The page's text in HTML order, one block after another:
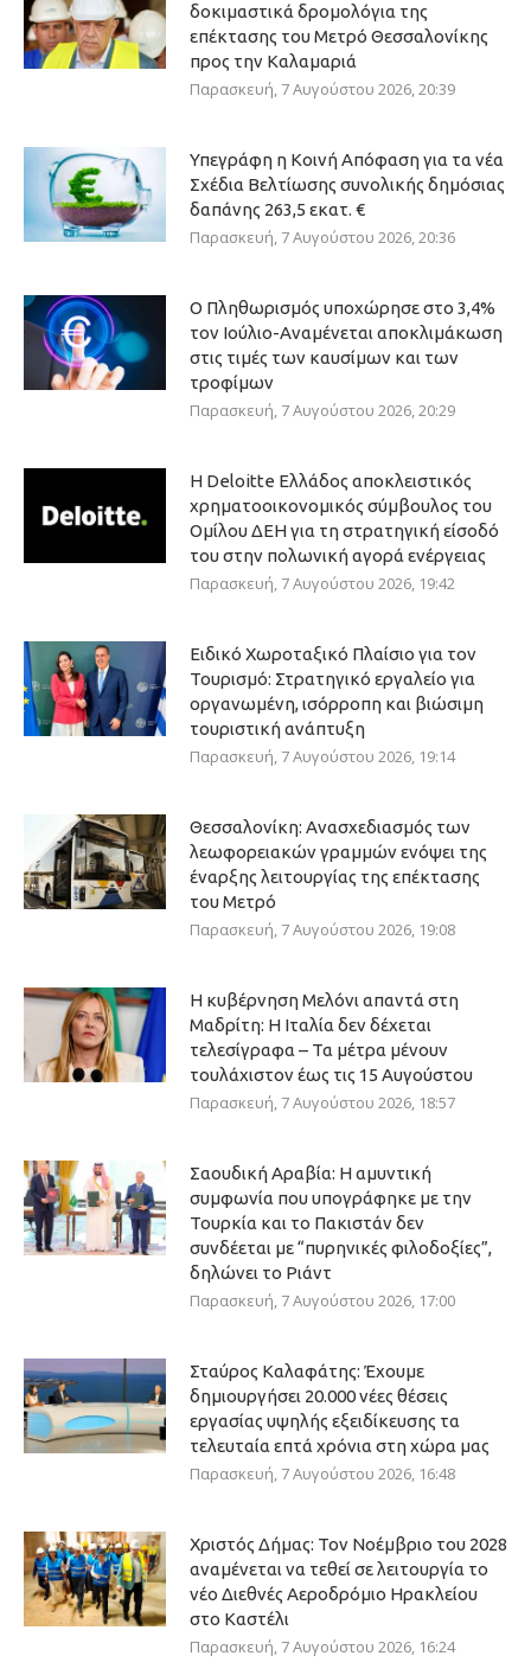
δοκιμαστικά δρομολόγια της
επέκτασης του Μετρό Θεσσαλονίκης
προς την Καλαμαριά
Παρασκευή, 7 Αυγούστου 2026, 20:39
Υπεγράφη η Κοινή Απόφαση για τα νέα
Σχέδια Βελτίωσης συνολικής δημόσιας
δαπάνης 263,5 εκατ. €
Παρασκευή, 7 Αυγούστου 2026, 20:36
Ο Πληθωρισμός υποχώρησε στο 3,4%
τον Ιούλιο-Αναμένεται αποκλιμάκωση
στις τιμές των καυσίμων και των
τροφίμων
Παρασκευή, 7 Αυγούστου 2026, 20:29
Η Deloitte Ελλάδος αποκλειστικός
χρηματοοικονομικός σύμβουλος του
Ομίλου ΔΕΗ για τη στρατηγική είσοδό
του στην πολωνική αγορά ενέργειας
Παρασκευή, 7 Αυγούστου 2026, 19:42
Ειδικό Χωροταξικό Πλαίσιο για τον
Τουρισμό: Στρατηγικό εργαλείο για
οργανωμένη, ισόρροπη και βιώσιμη
τουριστική ανάπτυξη
Παρασκευή, 7 Αυγούστου 2026, 19:14
Θεσσαλονίκη: Ανασχεδιασμός των
λεωφορειακών γραμμών ενόψει της
έναρξης λειτουργίας της επέκτασης
του Μετρό
Παρασκευή, 7 Αυγούστου 2026, 19:08
Η κυβέρνηση Μελόνι απαντά στη
Μαδρίτη: Η Ιταλία δεν δέχεται
τελεσίγραφα – Τα μέτρα μένουν
τουλάχιστον έως τις 15 Αυγούστου
Παρασκευή, 7 Αυγούστου 2026, 18:57
Σαουδική Αραβία: Η αμυντική
συμφωνία που υπογράφηκε με την
Τουρκία και το Πακιστάν δεν
συνδέεται με “πυρηνικές φιλοδοξίες”,
δηλώνει το Ριάντ
Παρασκευή, 7 Αυγούστου 2026, 17:00
Σταύρος Καλαφάτης: Έχουμε
δημιουργήσει 20.000 νέες θέσεις
εργασίας υψηλής εξειδίκευσης τα
τελευταία επτά χρόνια στη χώρα μας
Παρασκευή, 7 Αυγούστου 2026, 16:48
Χριστός Δήμας: Τον Νοέμβριο του 2028
αναμένεται να τεθεί σε λειτουργία το
νέο Διεθνές Αεροδρόμιο Ηρακλείου
στο Καστέλι
Παρασκευή, 7 Αυγούστου 2026, 16:24